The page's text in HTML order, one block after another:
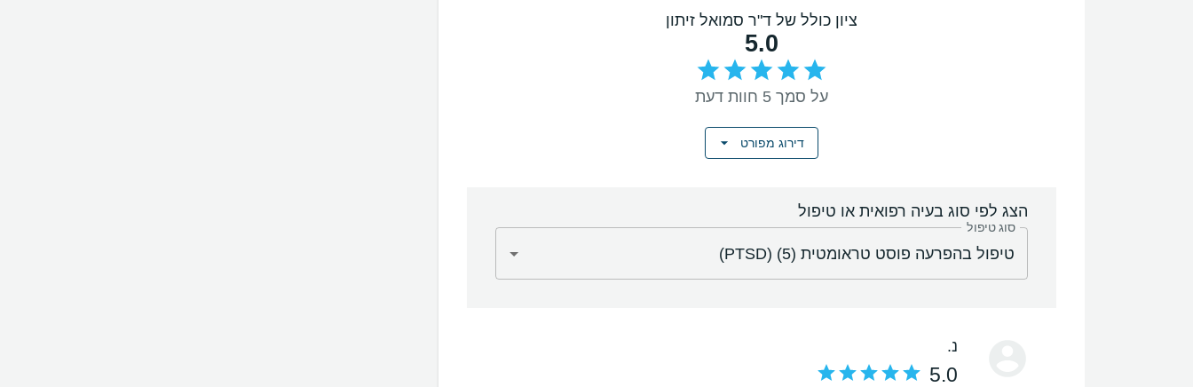
ציון כולל של ד"ר סמואל זיתון
5.0
על סמך 5 חוות דעת
דירוג מפורט
הצג לפי סוג בעיה רפואית או טיפול
סוג טיפול
נ.
5.0